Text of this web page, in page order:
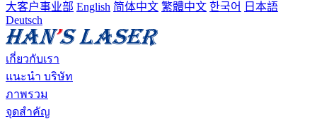
大客户事业部 English 简体中文 繁體中文 한국어
日本語
Deutsch
เกี่ยวกับเรา
แนะนำ บริษัท
ภาพรวม
จุดสำคัญ